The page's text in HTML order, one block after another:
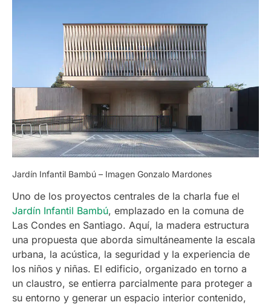
Jardín Infantil Bambú – Imagen Gonzalo Mardones
Uno de los proyectos centrales de la charla fue el
Jardín Infantil Bambú, emplazado en la comuna de
Las Condes en Santiago. Aquí, la madera estructura
una propuesta que aborda simultáneamente la escala
urbana, la acústica, la seguridad y la experiencia de
los niños y niñas. El edificio, organizado en torno a
un claustro, se entierra parcialmente para proteger a
su entorno y generar un espacio interior contenido,